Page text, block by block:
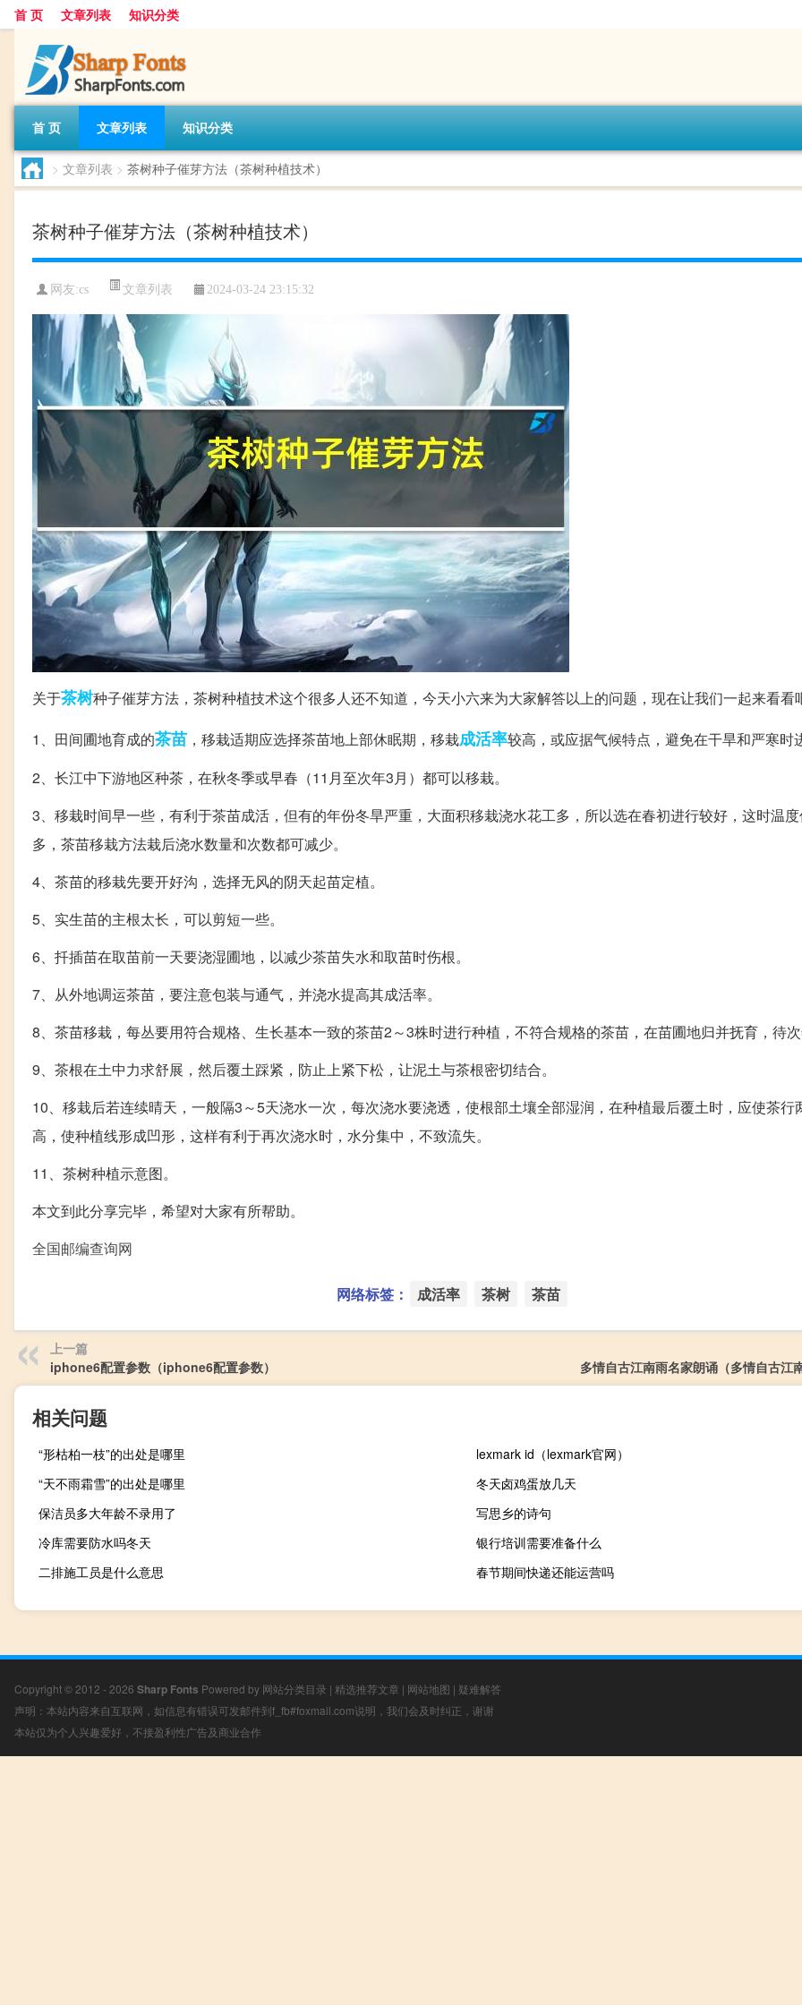
首 页 文章列表 知识分类
首 页 文章列表 知识分类
> 文章列表 > 茶树种子催芽方法（茶树种植技术）
茶树种子催芽方法（茶树种植技术）
网友:cs 文章列表 2024-03-24 23:15:32
关于茶树种子催芽方法，茶树种植技术这个很多人还不知道，今天小六来为大家解答以上的问题，现在让我们一起来看看
1、田间圃地育成的茶苗 ，移栽适期应选择茶苗地上部休眠期，移栽成活率较高，或应据气候特点，避免在干旱和严寒时
2、长江中下游地区种茶，在秋冬季或早春（11月至次年3月）都可以移栽。
3、移栽时间早一些，有利于茶苗成活，但有的年份冬旱严重，大面积移栽浇水花工多，所以选在春初进行较好，这时温
多，茶苗移栽方法栽后浇水数量和次数都可减少。
4、茶苗的移栽先要开好沟，选择无风的阴天起苗定植。
5、实生苗的主根太长，可以剪短一些。
6、扦插苗在取苗前一天要浇湿圃地，以减少茶苗失水和取苗时伤根。
7、从外地调运茶苗，要注意包装与通气，并浇水提高其成活率。
8、茶苗移栽，每丛要用符合规格、生长基本一致的茶苗2～3株时进行种植，不符合规格的茶苗，在苗圃地归并抚育，待
9、茶根在土中力求舒展，然后覆土踩紧，防止上紧下松，让泥土与茶根密切结合。
10、移栽后若连续晴天，一般隔3～5天浇水一次，每次浇水要浇透，使根部土壤全部湿润，在种植最后覆土时，应使茶行
高，使种植线形成凹形，这样有利于再次浇水时，水分集中，不致流失。
11、茶树种植示意图。
本文到此分享完毕，希望对大家有所帮助。
全国邮编查询网
网络标签： 成活率 茶树 茶苗
上一篇
iphone6配置参数（iphone6配置参数）
多情自古江南雨名家朗诵（多情自古江
相关问题
“形枯柏一枝”的出处是哪里
lexmark id（lexmark官网）
“天不雨霜雪”的出处是哪里
冬天卤鸡蛋放几天
保洁员多大年龄不录用了
写思乡的诗句
冷库需要防水吗冬天
银行培训需要准备什么
二排施工员是什么意思
春节期间快递还能运营吗
Copyright © 2012 - 2026 Sharp Fonts Powered by 网站分类目录 | 精选推荐文章 | 网站地图 | 疑难解答
声明：本站内容来自互联网，如信息有错误可发邮件到f_fb#foxmail.com说明，我们会及时纠正，谢谢
本站仅为个人兴趣爱好，不接盈利性广告及商业合作